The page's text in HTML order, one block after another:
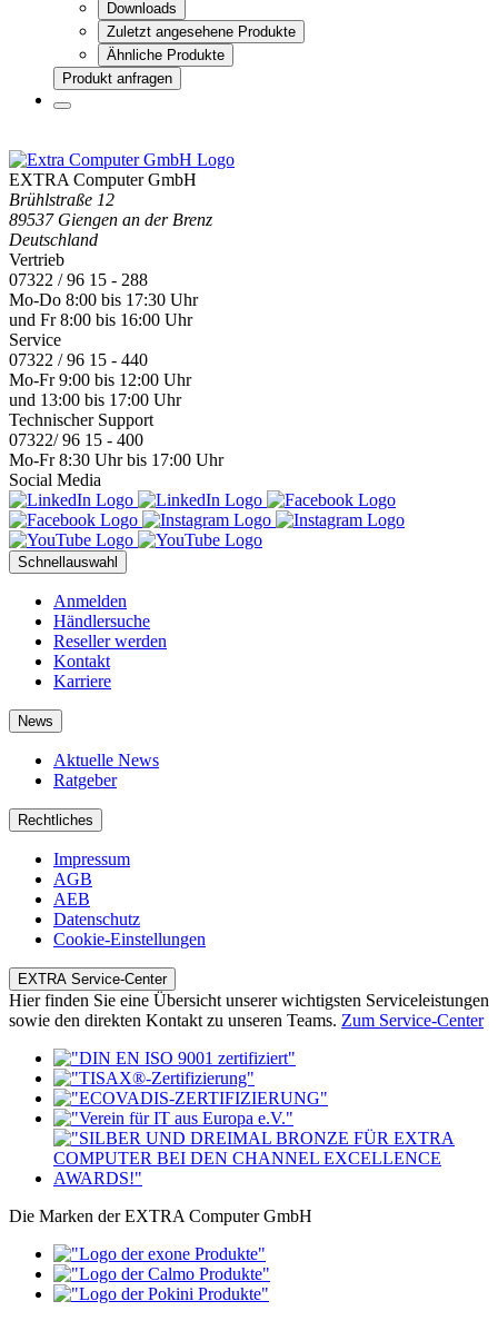
Downloads
Zuletzt angesehene Produkte
Ähnliche Produkte
Produkt anfragen
EXTRA Computer GmbH
Brühlstraße 12
89537 Giengen an der Brenz
Deutschland
Vertrieb
07322 / 96 15 - 288
Mo-Do 8:00 bis 17:30 Uhr
und Fr 8:00 bis 16:00 Uhr
Service
07322 / 96 15 - 440
Mo-Fr 9:00 bis 12:00 Uhr
und 13:00 bis 17:00 Uhr
Technischer Support
07322/ 96 15 - 400
Mo-Fr 8:30 Uhr bis 17:00 Uhr
Social Media
Schnellauswahl
Anmelden
Händlersuche
Reseller werden
Kontakt
Karriere
News
Aktuelle News
Ratgeber
Rechtliches
Impressum
AGB
AEB
Datenschutz
Cookie-Einstellungen
EXTRA Service-Center
Hier finden Sie eine Übersicht unserer wichtigsten Serviceleistungen
sowie den direkten Kontakt zu unseren Teams. Zum Service-Center
Die Marken der EXTRA Computer GmbH